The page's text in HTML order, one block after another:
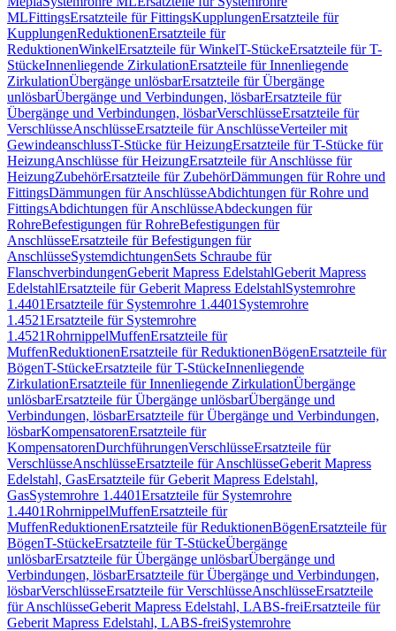
MLFittingsErsatzteile für FittingsKupplungenErsatzteile für
KupplungenReduktionenErsatzteile für
ReduktionenWinkelErsatzteile für WinkelT-StückeErsatzteile für T-
StückeInnenliegende ZirkulationErsatzteile für Innenliegende
ZirkulationÜbergänge unlösbarErsatzteile für Übergänge
unlösbarÜbergänge und Verbindungen, lösbarErsatzteile für
Übergänge und Verbindungen, lösbarVerschlüsseErsatzteile für
VerschlüsseAnschlüsseErsatzteile für AnschlüsseVerteiler mit
GewindeanschlussT-Stücke für HeizungErsatzteile für T-Stücke für
HeizungAnschlüsse für HeizungErsatzteile für Anschlüsse für
HeizungZubehörErsatzteile für ZubehörDämmungen für Rohre und
FittingsDämmungen für AnschlüsseAbdichtungen für Rohre und
FittingsAbdichtungen für AnschlüsseAbdeckungen für
RohreBefestigungen für RohreBefestigungen für
AnschlüsseErsatzteile für Befestigungen für
AnschlüsseSystemdichtungenSets Schraube für
FlanschverbindungenGeberit Mapress EdelstahlGeberit Mapress
EdelstahlErsatzteile für Geberit Mapress EdelstahlSystemrohre
1.4401Ersatzteile für Systemrohre 1.4401 Systemrohre
1.4521Ersatzteile für Systemrohre
1.4521RohrnippelMuffenErsatzteile für
MuffenReduktionenErsatzteile für ReduktionenBögenErsatzteile für
BögenT-StückeErsatzteile für T-StückeInnenliegende
ZirkulationErsatzteile für Innenliegende ZirkulationÜbergänge
unlösbarErsatzteile für Übergänge unlösbarÜbergänge und
Verbindungen, lösbarErsatzteile für Übergänge und Verbindungen,
lösbarKompensatorenErsatzteile für
KompensatorenDurchführungenVerschlüsseErsatzteile für
VerschlüsseAnschlüsseErsatzteile für AnschlüsseGeberit Mapress
Edelstahl, GasErsatzteile für Geberit Mapress Edelstahl,
GasSystemrohre 1.4401Ersatzteile für Systemrohre
1.4401RohrnippelMuffenErsatzteile für
MuffenReduktionenErsatzteile für ReduktionenBögenErsatzteile für
BögenT-StückeErsatzteile für T-StückeÜbergänge
unlösbarErsatzteile für Übergänge unlösbarÜbergänge und
Verbindungen, lösbarErsatzteile für Übergänge und Verbindungen,
lösbarVerschlüsseErsatzteile für VerschlüsseAnschlüsseErsatzteile
für AnschlüsseGeberit Mapress Edelstahl, LABS-freiErsatzteile für
Geberit Mapress Edelstahl, LABS-freiSystemrohre